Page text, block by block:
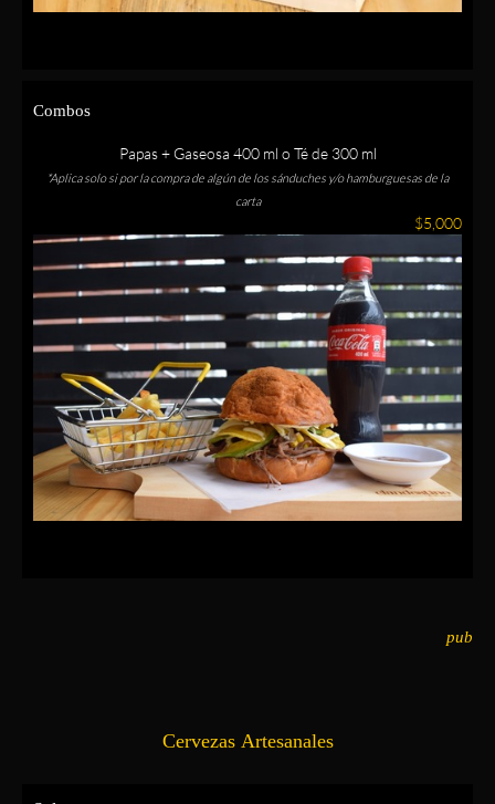
Combos
Papas + Gaseosa 400 ml o Té de 300 ml
*Aplica solo si por la compra de algún de los sánduches y/o hamburguesas de la
carta
$5,000
pub
Cervezas Artesanales